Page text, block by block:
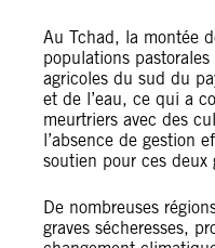
Au Tchad, la montée
populations
agricoles du sud du
et de l’eau, ce qui a
meurtriers avec des
l’absence de gestion
soutien pour ces deux
De nombreuses
graves sécheresses,